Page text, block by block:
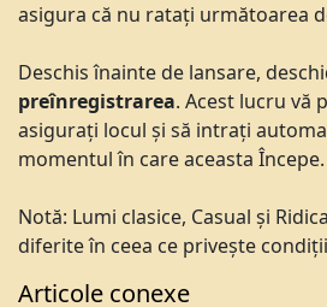
asigura că nu ratați următoarea
Deschis înainte de lansare,
preînregistrarea. Acest lucru vă
asigurați locul și să intrați
momentul în care aceasta Începe.
Notă: Lumi clasice, Casual și
diferite în ceea ce privește
Articole conexe